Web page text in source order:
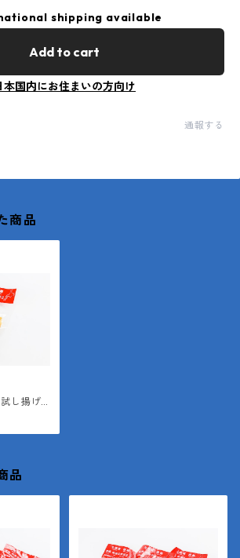
shipping available
Add to cart
本国内にお住まいの方向け
通報する
商品
試し揚げ
ク
品